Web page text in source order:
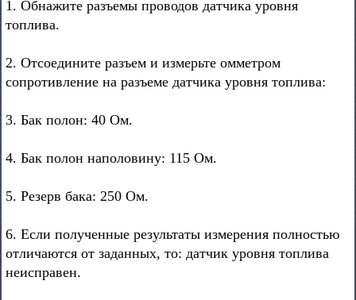
1. Обнажите разъемы проводов датчика уровня
топлива.
2. Отсоедините разъем и измерьте омметром
сопротивление на разъеме датчика уровня топлива:
3. Бак полон: 40 Ом.
4. Бак полон наполовину: 115 Ом.
5. Резерв бака: 250 Ом.
6. Если полученные результаты измерения полностью
отличаются от заданных, то: датчик уровня топлива
неисправен.